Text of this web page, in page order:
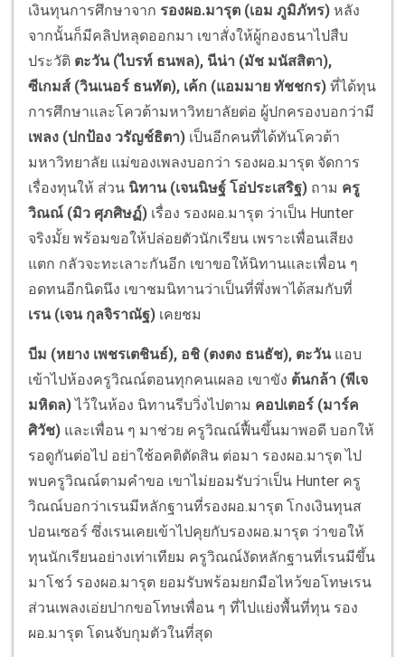
เงินทุนการศึกษาจาก รองผอ.มารุต (เอม ภูมิภัทร) หลัง
จากนั้นก็มีคลิปหลุดออกมา เขาสั่งให้ผู้กองธนาไปสืบ
ประวัติ ตะวัน (ไบรท์ ธนพล), นีน่า (มัช มนัสสิตา),
ซีเกมส์ (วินเนอร์ ธนทัต), เค้ก (แอมมาย ทัชชกร) ที่ได้ทุน
การศึกษาและโควต้ามหาวิทยาลัยต่อ ผู้ปกครองบอกว่ามี
เพลง (ปกป้อง วรัญช์ธิตา) เป็นอีกคนที่ได้ทันโควต้า
มหาวิทยาลัย แม่ของเพลงบอกว่า รองผอ.มารุต จัดการ
เรื่องทุนให้ ส่วน นิทาน (เจนนิษฐ์ โอ่ประเสริฐ) ถาม ครู
วิณณ์ (มิว ศุภศิษฏ์) เรื่อง รองผอ.มารุต ว่าเป็น Hunter
จริงมั้ย พร้อมขอให้ปล่อยตัวนักเรียน เพราะเพื่อนเสียง
แตก กลัวจะทะเลาะกันอีก เขาขอให้นิทานและเพื่อน ๆ
อดทนอีกนิดนึง เขาชมนิทานว่าเป็นที่พึ่งพาได้สมกับที่
เรน (เจน กุลจิราณัฐ) เคยชม
บีม (หยาง เพชรเตชินธ์), อชิ (ตงตง ธนธัช), ตะวัน แอบ
เข้าไปห้องครูวิณณ์ตอนทุกคนเผลอ เขาขัง ต้นกล้า (พีเจ
มหิดล)ไว้ในห้อง นิทานรีบวิ่งไปตาม คอปเตอร์ (มาร์ค
ศิวัช) และเพื่อน ๆ มาช่วย ครูวิณณ์ฟื้นขึ้นมาพอดี บอกให้
รอดูกันต่อไป อย่าใช้อคติตัดสิน ต่อมา รองผอ.มารุต ไป
พบครูวิณณ์ตามคำขอ เขาไม่ยอมรับว่าเป็น Hunter ครู
วิณณ์บอกว่าเรนมีหลักฐานที่รองผอ.มารุต โกงเงินทุนส
ปอนเซอร์ ซึ่งเรนเคยเข้าไปคุยกับรองผอ.มารุต ว่าขอให้
ทุนนักเรียนอย่างเท่าเทียม ครูวิณณ์งัดหลักฐานที่เรนมีขึ้น
มาโชว์ รองผอ.มารุต ยอมรับพร้อมยกมือไหว้ขอโทษเรน
ส่วนเพลงเอ่ยปากขอโทษเพื่อน ๆ ที่ไปแย่งพื้นที่ทุน รอง
ผอ.มารุต โดนจับกุมตัวในที่สุด